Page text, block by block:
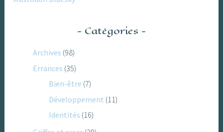
Catégories
Archives (98)
Errances (35)
Bien-être (7)
Développement (11)
Identités (16)